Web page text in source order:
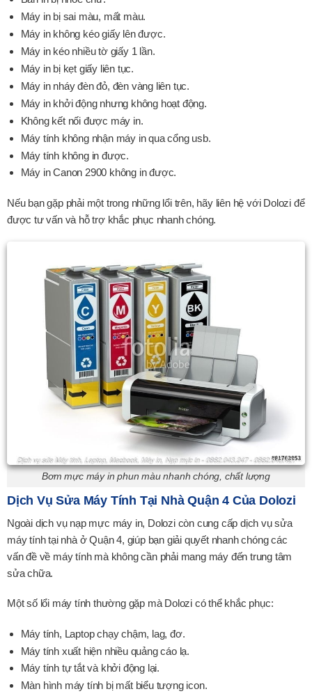
Máy in bị sai màu, mất màu.
Máy in không kéo giấy lên được.
Máy in kéo nhiều tờ giấy 1 lần.
Máy in bị kẹt giấy liên tục.
Máy in nháy đèn đỏ, đèn vàng liên tục.
Máy in khởi động nhưng không hoạt động.
Không kết nối được máy in.
Máy tính không nhận máy in qua cổng usb.
Máy tính không in được.
Máy in Canon 2900 không in được.
Nếu bạn gặp phải một trong những lổi trên, hãy liên hệ với Dolozi để
được tư vấn và hỗ trợ khắc phục nhanh chóng.
Bơm mực máy in phun màu nhanh chóng, chất lượng
Dịch Vụ Sửa Máy Tính Tại Nhà Quận 4 Của Dolozi
Ngoài dịch vụ nạp mực máy in, Dolozi còn cung cấp dịch vụ sửa
máy tính tại nhà ở Quận 4, giúp bạn giải quyết nhanh chóng các
vấn đề về máy tính mà không cần phải mang máy đến trung tâm
sửa chữa.
Một số lổi máy tính thường gặp mà Dolozi có thể khắc phục:
Máy tính, Laptop chạy chậm, lag, đơ.
Máy tính xuất hiện nhiều quảng cáo lạ.
Máy tính tự tắt và khởi động lại.
Màn hình máy tính bị mất biểu tượng icon.